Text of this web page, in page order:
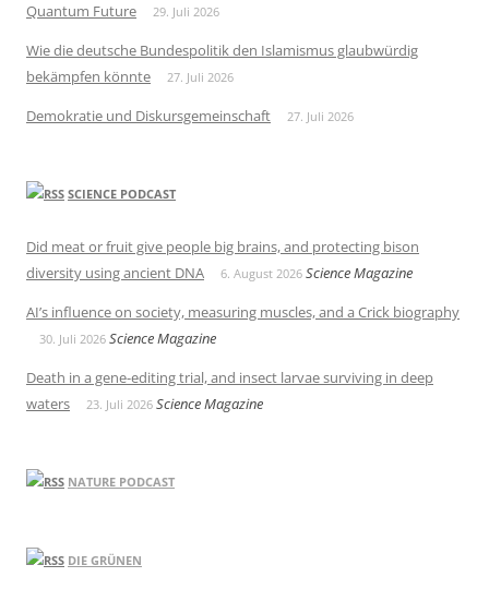
Quantum Future
29. Juli 2026
Wie die deutsche Bundespolitik den Islamismus glaubwürdig
bekämpfen könnte
27. Juli 2026
Demokratie und Diskursgemeinschaft 27. Juli 2026
SCIENCE PODCAST
Did meat or fruit give people big brains, and protecting bison
diversity using ancient DNA
6. August 2026 Science Magazine
AI’s influence on society, measuring muscles, and a Crick biography
30. Juli 2026 Science Magazine
Death in a gene-editing trial, and insect larvae surviving in deep
waters
23. Juli 2026 Science Magazine
NATURE PODCAST
DIE GRÜNEN